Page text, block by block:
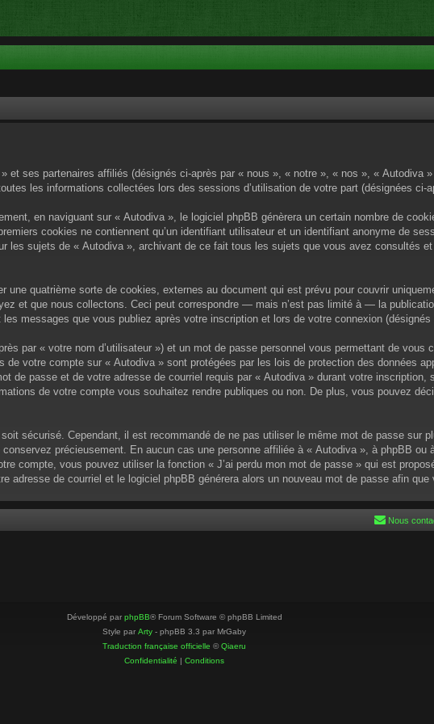
et ses partenaires affiliés (désignés ci-après par « nous », « notre », « nos », « Autodiva
les informations collectées lors des sessions d’utilisation de votre part (désignées ci-
en naviguant sur « Autodiva », le logiciel phpBB génèrera un certain nombre de
cookies ne contiennent qu’un identifiant utilisateur et un identifiant anonyme de
les sujets de « Autodiva », archivant de ce fait tous les sujets que vous avez consultés
quatrième sorte de cookies, externes au document qui est prévu pour couvrir
et que nous collectons. Ceci peut correspondre — mais n’est pas limité à — la
messages que vous publiez après votre inscription et lors de votre connexion
par « votre nom d’utilisateur ») et un mot de passe personnel vous permettant de
votre compte sur « Autodiva » sont protégées par les lois de protection des données
de passe et de votre adresse de courriel requis par « Autodiva » durant votre
de votre compte vous souhaitez rendre publiques ou non. De plus, vous pouvez
sécurisé. Cependant, il est recommandé de ne pas utiliser le même mot de passe sur
précieusement. En aucun cas une personne affiliée à « Autodiva », à phpBB ou
compte, vous pouvez utiliser la fonction « J’ai perdu mon mot de passe » qui est
adresse de courriel et le logiciel phpBB générera alors un nouveau mot de passe afin
Nous
Développé par phpBB® Forum Software © phpBB Limited
Style par Arty - phpBB 3.3 par MrGaby
Traduction française officielle ©Qiaeru
Confidentialité | Conditions